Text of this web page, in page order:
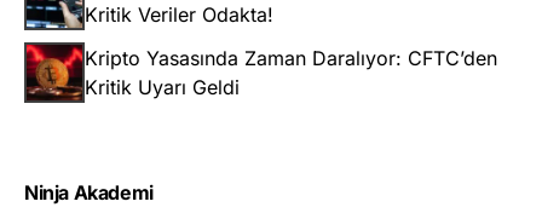
Kritik Veriler Odakta!
Kripto Yasasında Zaman Daralıyor: CFTC’den
Kritik Uyarı Geldi
Ninja Akademi